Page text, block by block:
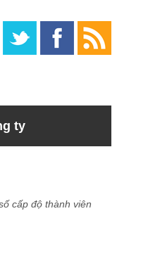
ty
cấp độ thành viên